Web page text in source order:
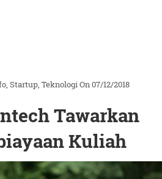
Startup TeknologiOn 07/12/2018
Tawarkan
Kuliah